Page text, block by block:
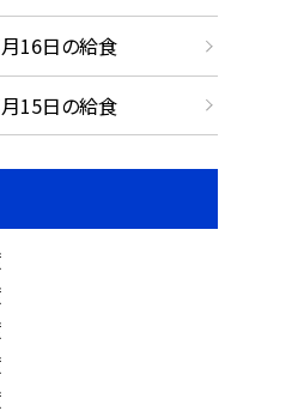
16日の給食
15日の給食